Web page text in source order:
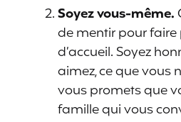
Soyez vous-même.
de mentir pour
d’accueil. Soyez
aimez, ce que vous
vous promets que
famille qui vous